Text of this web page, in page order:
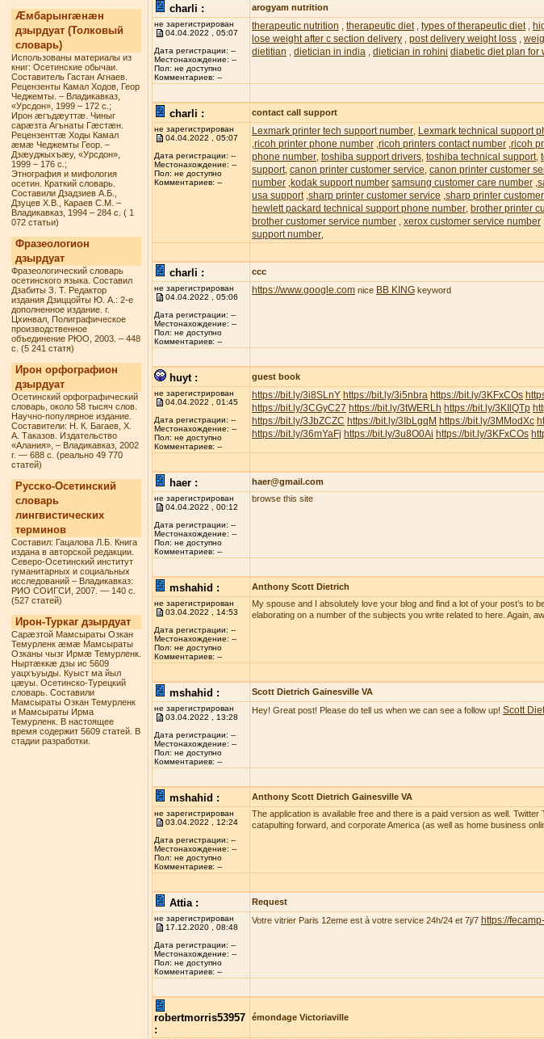
Æмбарынгæнæн
дзырдуат (Толковый
словарь)
Использованы материалы из
книг: Осетинские обычаи.
Составитель Гастан Агнаев.
Рецензенты Камал Ходов, Геор
Чеджемты. – Владикавказ,
«Урсдон», 1999 – 172 с.;
Ирон æгъдæуттæ. Чиныг
сарæзта Агънаты Гæстæн.
Рецензенттæ Ходы Камал
æмæ Чеджемты Геор. –
Дзæуджыхъæу, «Урсдон»,
1999 – 176 с.;
Этнография и мифология
осетин. Краткий словарь.
Составили Дзадзиев А.Б.,
Дзуцев Х.В., Караев С.М. –
Владикавказ, 1994 – 284 с. ( 1
072 статьи)
Фразеологион
дзырдуат
Фразеологический словарь
осетинского языка. Составил
Дзабиты З. Т. Редактор
издания Дзиццойты Ю. А.: 2-е
дополненное издание. г.
Цхинвал, Полиграфическое
производственное
объединение РЮО, 2003. – 448
с. (5 241 статя)
Ирон орфографион
дзырдуат
Осетинский орфографический
словарь, около 58 тысяч слов.
Научно-популярное издание.
Составители: Н. К. Багаев, Х.
А. Таказов. Издательство
«Алания», – Владикавказ, 2002
г. — 688 с. (реально 49 770
статей)
Русско-Осетинский
словарь
лингвистических
терминов
Составил: Гацалова Л.Б. Книга
издана в авторской редакции.
Северо-Осетинский институт
гуманитарных и социальных
исследований – Владикавказ:
РИО СОИГСИ, 2007. — 140 с.
(527 статей)
Ирон-Туркаг дзырдуат
Сарæзтой Мамсыраты Озкан
Темурленк æмæ Мамсыраты
Озканы чызг Ирмæ Темурленк.
Ныртæккæ дзы ис 5609
уацхъуыды. Куыст ма йыл
цæуы. Осетинско-Турецкий
словарь. Составили
Мамсыраты Озкан Темурленк
и Мамсыраты Ирма
Темурленк. В настоящее
время содержит 5609 статей. В
стадии разработки.
charli : arogyam nutrition
не зарегистрирован
04.04.2022 , 05:07
Дата регистрации: --
Местонахождение: --
Пол: не доступно
Комментариев: --
therapeutic nutrition therapeutic diet, types of therapeutic diet,
lose weight after c section delivery
post delivery weight loss
dietitian
dietician in india dietician in rohini diabetic diet plan for
charli : contact call support
не зарегистрирован
04.04.2022 , 05:07
Дата регистрации: --
Местонахождение: --
Пол: не доступно
Комментариев: --
Lexmark printer tech support number Lexmark technical support
ricoh printer phone number ricoh printers contact number ricoh
phone number toshiba support drivers toshiba technical support
support canon printer customer service canon printer customer
number kodak support number samsung customer care number
usa support sharp printer customer service sharp printer
hewlett packard technical support phone number brother printer
brother customer service number xerox customer service number
support number
charli : ccc
не зарегистрирован
04.04.2022 , 05:06
Дата регистрации: --
Местонахождение: --
Пол: не доступно
Комментариев: --
https://www.google.com nice BB KING keyword
huyt : guest book
не зарегистрирован
04.04.2022 , 01:45
Дата регистрации: --
Местонахождение: --
Пол: не доступно
Комментариев: --
https://bit.ly/3i8SLnY https://bit.ly/3i5nbra https://bit.ly/3KFxCOs
https://bit.ly/3CGyC27 https://bit.ly/3tWERLh https://bit.ly/3KIlQTp
https://bit.ly/3JbZCZC https://bit.ly/3IbLgqM https://bit.ly/3MModXc
https://bit.ly/36mYaFj https://bit.ly/3u8O0Ai https://bit.ly/3KFxCOs
haer : haer@gmail.com
не зарегистрирован
04.04.2022 , 00:12
Дата регистрации: --
Местонахождение: --
Пол: не доступно
Комментариев: --
browse this site
mshahid : Anthony Scott Dietrich
не зарегистрирован
03.04.2022 , 14:53
Дата регистрации: --
Местонахождение: --
Пол: не доступно
Комментариев: --
My spouse and I absolutely love your blog and find a lot of your post’s to
elaborating on a number of the subjects you write related to here. Again,
mshahid : Scott Dietrich Gainesville VA
не зарегистрирован
03.04.2022 , 13:28
Дата регистрации: --
Местонахождение: --
Пол: не доступно
Комментариев: --
Hey! Great post! Please do tell us when we can see a follow up! Scott
mshahid : Anthony Scott Dietrich Gainesville VA
не зарегистрирован
03.04.2022 , 12:24
Дата регистрации: --
Местонахождение: --
Пол: не доступно
Комментариев: --
The application is available free and there is a paid version as well.
catapulting forward, and corporate America (as well as home business
Attia : Request
не зарегистрирован
17.12.2020 , 08:48
Дата регистрации: --
Местонахождение: --
Пол: не доступно
Комментариев: --
Votre vitrier Paris 12eme est à votre service 24h/24 et 7j/7 https://
robertmorris53957
:
émondage Victoriaville